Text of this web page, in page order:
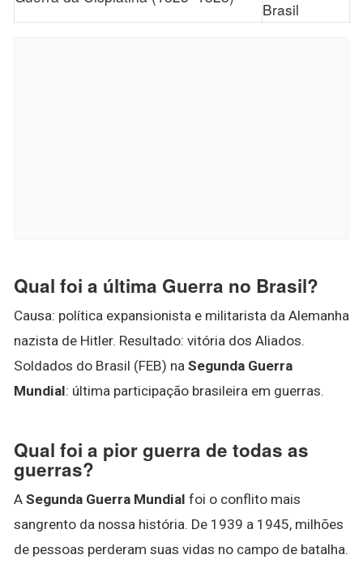
Brasil
Qual foi a última Guerra no Brasil?
Causa: política expansionista e militarista da Alemanha
nazista de Hitler. Resultado: vitória dos Aliados.
Soldados do Brasil (FEB) na Segunda Guerra
Mundial: última participação brasileira em guerras.
Qual foi a pior guerra de todas as
guerras?
A Segunda Guerra Mundial foi o conflito mais
sangrento da nossa história. De 1939 a 1945, milhões
de pessoas perderam suas vidas no campo de batalha.